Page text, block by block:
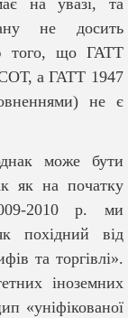
на увазі, та
не досить
того, що ГАТТ
СОТ, а ГАТТ 1947
не є
може бути
як на початку
09-2010
р. ми
похідний від
та торгівлі».
іноземних
«уніфікованої